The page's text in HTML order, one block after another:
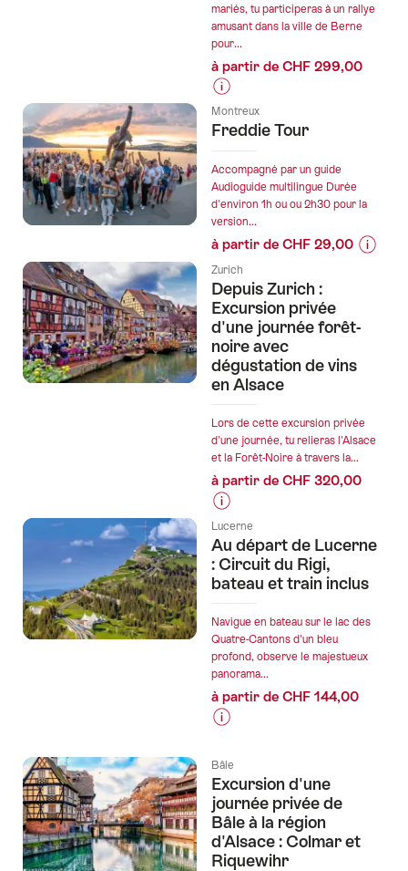
de
réalité
virtuelle
"Jungle
Quest"
à
Lucerne"
mariés, tu participeras à un rallye
amusant dans la ville de Berne
pour...
à partir de CHF 299,00
Informations
sur
prix
de
l’offre
""Beat
the
Groom"
à
Berne
:
un
enterrement
de
de
garçon
d'action"
Montreux
Freddie Tour
Accompagné par un guide
Audioguide multilingue Durée
d'environ 1h ou ou 2h30 pour la
version...
à partir de CHF 29,00
prix
Zurich
Depuis Zurich :
Excursion privée
d'une journée forêt-
noire avec
dégustation de vins
en Alsace
Lors de cette excursion privée
d'une journée, tu relieras l'Alsace
et la Forêt-Noire à travers la...
à partir de CHF 320,00
Informations
sur
les
prix
l’offre
"Depuis
Zurich
:
Excursion
privée
journée
forêt-
noire
avec
dégustation
de
Lucerne
Au départ de Lucerne
: Circuit du Rigi,
bateau et train inclus
Navigue en bateau sur le lac des
Quatre-Cantons d'un bleu
profond, observe le majestueux
panorama...
à partir de CHF 144,00
les
prix
de
l’offre
"Au
Bâle
Excursion d'une
journée privée de
Bâle à la région
d'Alsace : Colmar et
Riquewihr